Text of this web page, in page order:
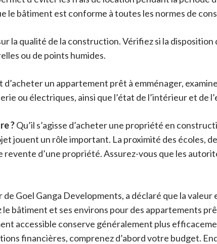
le bâtiment est conforme à toutes les normes de
la qualité de la construction. Vérifiez si la
ou de points humides.
d’acheter un appartement prêt à emménager,
ou électriques, ainsi que l’état de l’intérieur et de
?Qu’il s’agisse d’acheter une propriété en
jouent un rôle important. La proximité des écoles,
revente d’une propriété. Assurez-vous que les
Goel Ganga Developments, a déclaré que la
le bâtiment et ses environs pour des appartements
accessible conserve généralement plus
financières, comprenez d’abord votre budget.